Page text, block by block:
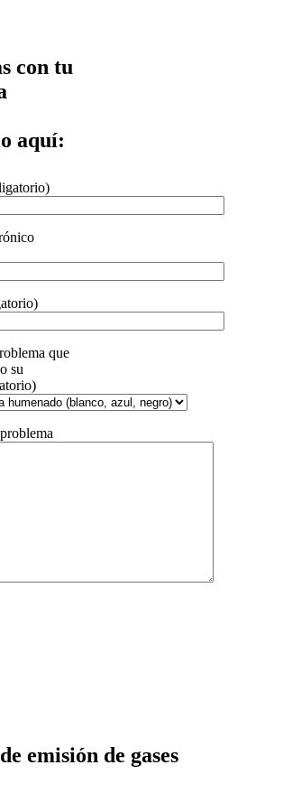
con tu
aquí:
que
su
emisión de gases